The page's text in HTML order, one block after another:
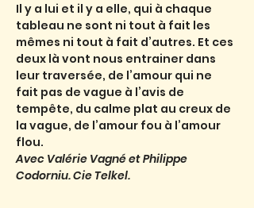
Il y a lui et il y a elle, qui à chaque
tableau ne sont ni tout à fait les
mêmes ni tout à fait d’autres. Et ces
deux là vont nous entrainer dans
leur traversée, de l’amour qui ne
fait pas de vague à l’avis de
tempête, du calme plat au creux de
la vague, de l’amour fou à l’amour
flou.
Avec Valérie Vagné et Philippe
Codorniu. Cie Telkel.